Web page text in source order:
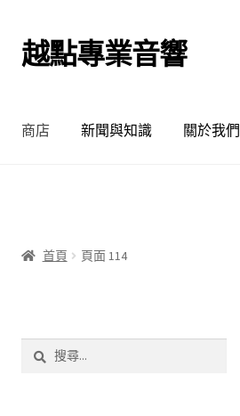
跳
至
列
跳
至
內
越點專業音響
商店 新聞與知識 關於我們
首頁 頁面 114